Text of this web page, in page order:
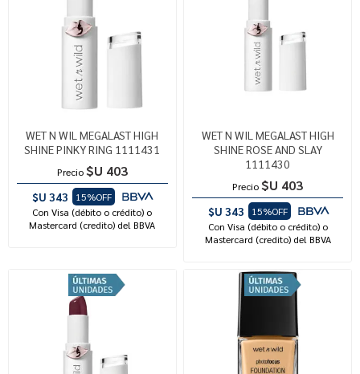
WET N WIL MEGALAST HIGH
SHINE PINKY RING 1111431
Precio $U 403
$U 343
15%OFF
Con Visa (débito o crédito) o
Mastercard (credito) del BBVA
WET N WIL MEGALAST HIGH
SHINE ROSE AND SLAY
1111430
Precio $U 403
$U 343
15%OFF
Con Visa (débito o crédito) o
Mastercard (credito) del BBVA